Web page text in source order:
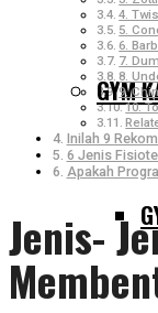
GYM
4.
5.
6.
7.
8.
9.
10.
Inilah 9
6 Jenis
Apakah
Jenis-